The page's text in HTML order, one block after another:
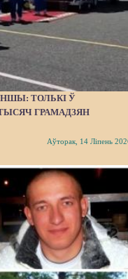
ТОЛЬКІ Ў
ГРАМАДЗЯН
Аўторак, 14 Ліпень